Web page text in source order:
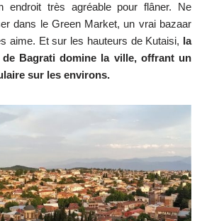
endroit très agréable pour flâner. Ne
dans le Green Market, un vrai bazaar
aime. Et sur les hauteurs de Kutaisi, la
Bagrati domine la ville, offrant un
sur les environs.